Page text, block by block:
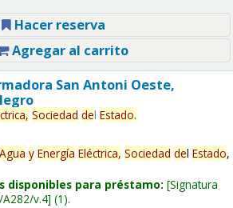
Hacer reserva
Agregar al carrito
San Antoni Oeste,
Sociedad del Estado.
Agua y Energía Eléctrica, Sociedad del Estado,
disponibles para préstamo: Signatura
v.4 (1).